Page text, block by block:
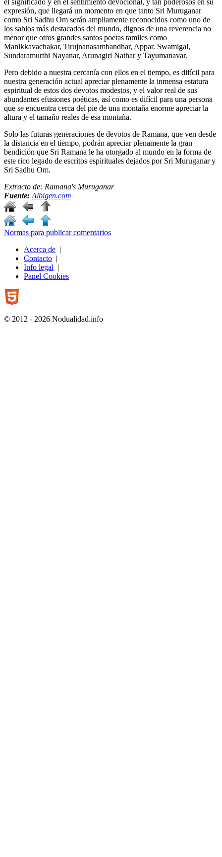
expresión, que llegará un momento en que tanto Sri Muruganar
como Sri Sadhu Om serán ampliamente reconocidos como uno de
los sabios más destacados del mundo, dignos de una reverencia no
menor que otros grandes santos poetas tamiles como
Manikkavachakar, Tirujnanasambandhar, Appar. Swamigal,
Sundaramurthi Nayanar, Arunagiri Nathar y Tayumanavar.
Pero debido a nuestra cercanía con ellos en el tiempo, es difícil para
nuestra generación actual apreciar plenamente la inmensa estatura
espiritual de estos dos devotos modestos, y el valor real de sus
abundantes efusiones poéticas, así como es difícil para una persona
que se encuentra cerca del pie de una montaña enorme apreciar la
altura y el tamaño reales de esa montaña.
Solo las futuras generaciones de devotos de Ramana, que ven desde
la distancia en el tiempo, podrán apreciar plenamente la gran
bendición que Sri Ramana le ha otorgado al mundo en la forma de
este rico legado de escritos espirituales dejados por Sri Muruganar y
Sri Sadhu Om.
Extracto de: Ramana's Muruganar
Fuente: Albigen.com
Normas para publicar comentarios
Acerca de |
Contacto |
Info legal |
Panel Cookies
© 2012 - 2026 Nodualidad.info